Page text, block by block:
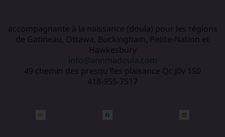
accompagnante à la naissance (doula) pour les régions
de Gatineau, Ottawa, Buckingham, Petite-Nation et
Hawkesbury
info@annmadoula.com
49 chemin des presqu'îles plaisance Qc J0v 1S0
418-955-7517